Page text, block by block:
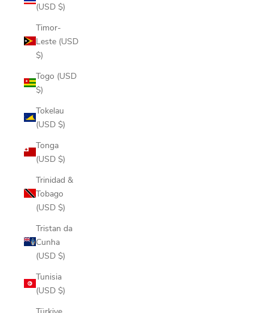
(USD $)
Timor-
Leste (USD
$)
Togo (USD
$)
Tokelau
(USD $)
Tonga
(USD $)
Trinidad &
Tobago
(USD $)
Tristan da
Cunha
(USD $)
Tunisia
(USD $)